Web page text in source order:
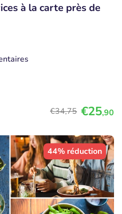
à la carte près de
€34,75 €25,90
44% réduction